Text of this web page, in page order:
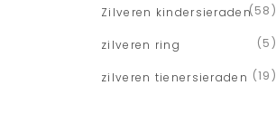
Zilveren kindersieraden(58)
zilveren ring (5)
zilveren tienersieraden (19)